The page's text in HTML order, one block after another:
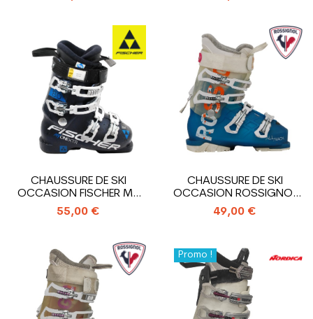
CHAUSSURE DE SKI
OCCASION FISCHER MY
ONE 80 XTR
55,00 €
CHAUSSURE DE SKI
OCCASION ROSSIGNOL
ALLTRACK
49,00 €
Promo !